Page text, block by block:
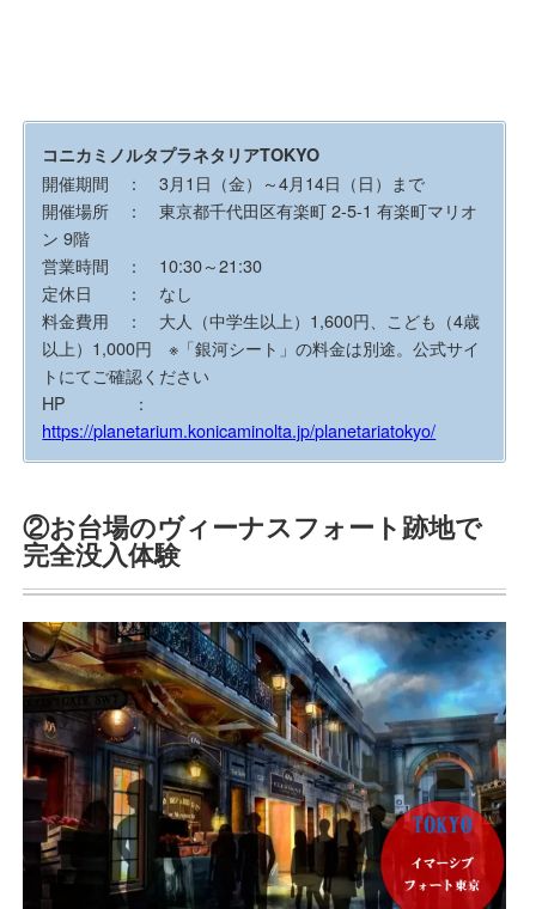
コニカミノルタプラネタリアTOKYO
開催期間 ： 3月1日（金）～4月14日（日）まで
開催場所 ： 東京都千代田区有楽町 2-5-1 有楽町マリオ
ン 9階
営業時間 ： 10:30～21:30
定休日 ： なし
料金費用 ： 大人（中学生以上）1,600円、こども（4歳
以上）1,000円 ※「銀河シート」の料金は別途。公式サイ
トにてご確認ください
HP ：
https://planetarium.konicaminolta.jp/planetariatokyo/
②お台場のヴィーナスフォート跡地で
完全没入体験